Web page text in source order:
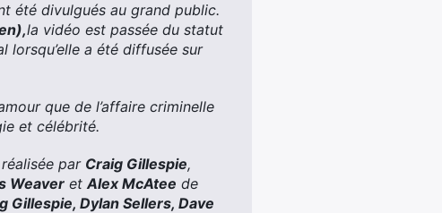
été divulgués au grand public.
),la vidéo est passée du statut
lorsqu’elle a été diffusée sur
que de l’affaire criminelle
et célébrité.
par Craig Gillespie,
Weaver etAlex McAtee de
Gillespie, Dylan Sellers, Dave